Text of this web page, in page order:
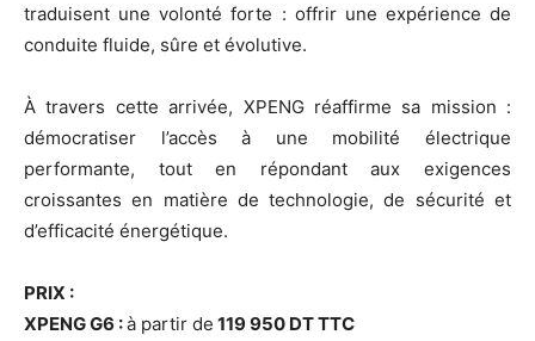
traduisent une volonté forte : offrir une expérience de
conduite fluide, sûre et évolutive.
À travers cette arrivée, XPENG réaffirme sa mission :
démocratiser l’accès à une mobilité électrique
performante, tout en répondant aux exigences
croissantes en matière de technologie, de sécurité et
d’efficacité énergétique.
PRIX :
XPENG G6 :à partir de 119 950 DT TTC